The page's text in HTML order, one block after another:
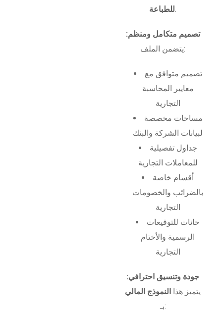
للطباعة.
تصميم متكامل ومنظم:
يتضمن الملف:
تصميم متوافق مع
معايير المحاسبة
التجارية
مساحات مخصصة
لبيانات الشركة والبنك
جداول تفصيلية
للمعاملات التجارية
أقسام خاصة
بالضرائب والخصومات
التجارية
خانات للتوقيعات
الرسمية والأختام
التجارية
جودة وتنسيق احترافي:
يتميز هذا
النموذج المالي
بـ: